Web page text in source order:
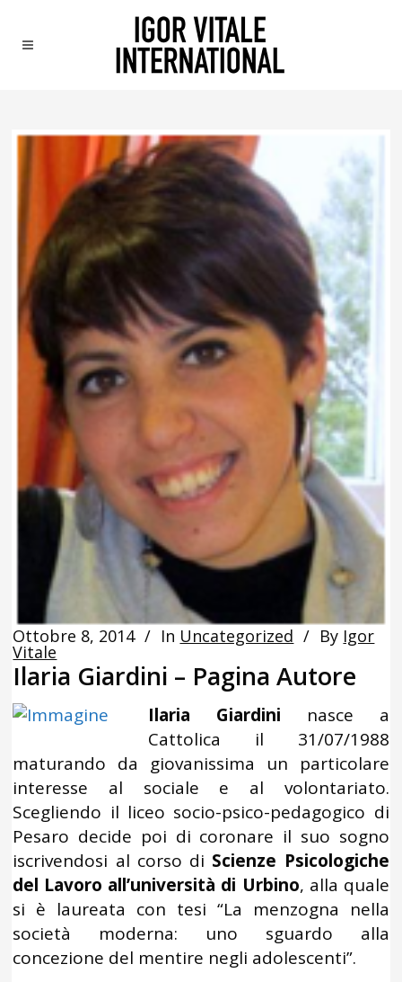
Ottobre 8, 2014 In Uncategorized By Igor
Vitale
Ilaria Giardini – Pagina Autore
Ilaria Giardini nasce a
Cattolica il 31/07/1988
maturando da giovanissima un particolare
interesse al sociale e al volontariato.
Scegliendo il liceo socio-psico-pedagogico di
Pesaro decide poi di coronare il suo sogno
iscrivendosi al corso di Scienze Psicologiche
del Lavoro all’università di Urbino, alla quale
si è laureata con tesi “La menzogna nella
società moderna: uno sguardo alla
concezione del mentire negli adolescenti”.